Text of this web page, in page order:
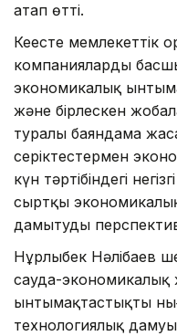
атап өтті.
Кеңесте мемлекеттік
компаниялардың
экономикалық
және бірлескен
туралы баяндама
серіктестермен
күн тәртібіндегі
сыртқы
дамытудың
Нұрлыбек Нәлібаев
сауда-
ынтымақтастықты
технологиялық